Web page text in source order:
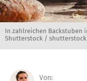
In zahlreichen Backstuben
Shutterstock / shutterstock
Von: